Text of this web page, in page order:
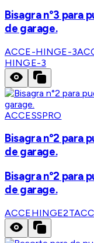
Bisagra n°3 para
de garage.
ACCE-HINGE-3
HINGE-3
ACCESSPRO
Bisagra n°2 para
de garage.
Bisagra n°2 para
de garage.
ACCEHINGE2T